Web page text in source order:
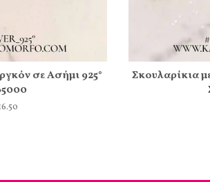
σε Ασήμι 925°
Σκουλαρίκια